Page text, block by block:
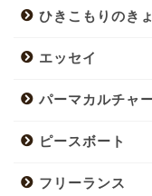
ひきこもりのき
エッセイ
パーマカルチャ
ピースボート
フリーランス